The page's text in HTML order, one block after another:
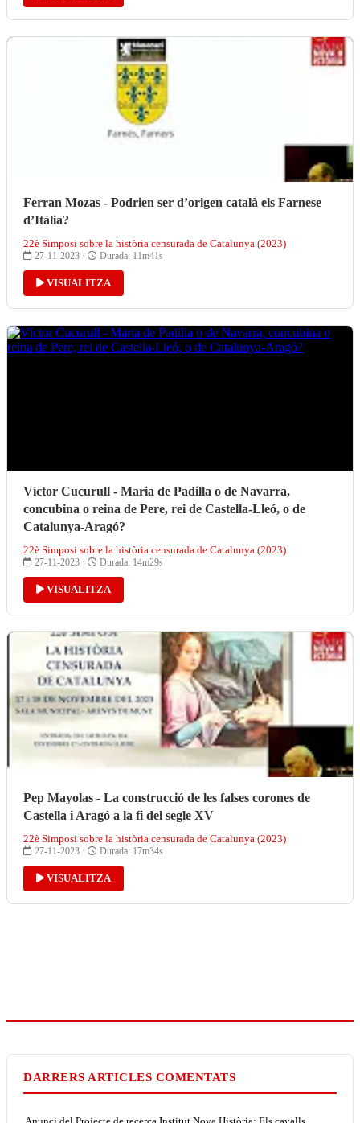
Ferran Mozas - Podrien ser d’origen català els Farnese
d’Itàlia?
22è Simposi sobre la història censurada de Catalunya (2023)
27-11-2023 · Durada: 11m41s
VISUALITZA
Víctor Cucurull - Maria de Padilla o de Navarra,
concubina o reina de Pere, rei de Castella-Lleó, o de
Catalunya-Aragó?
22è Simposi sobre la història censurada de Catalunya (2023)
27-11-2023 · Durada: 14m29s
VISUALITZA
Pep Mayolas - La construcció de les falses corones de
Castella i Aragó a la fi del segle XV
22è Simposi sobre la història censurada de Catalunya (2023)
27-11-2023 · Durada: 17m34s
VISUALITZA
DARRERS ARTICLES COMENTATS